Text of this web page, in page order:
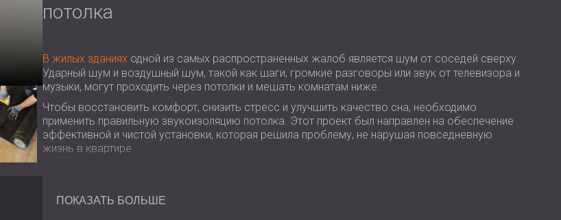
потолка
В жилых зданиях одной из самых распространенных жалоб является шум от соседей сверху.
Ударный шум и воздушный шум, такой как шаги, громкие разговоры или звук от телевизора и
музыки, могут проходить через потолки и мешать комнатам ниже.
Чтобы восстановить комфорт, снизить стресс и улучшить качество сна, необходимо
применить правильную звукоизоляцию потолка. Этот проект был направлен на обеспечение
эффективной и чистой установки, которая решила проблему, не нарушая повседневную
жизнь в квартире.
Испытание
ПОКАЗАТЬ БОЛЬШЕ